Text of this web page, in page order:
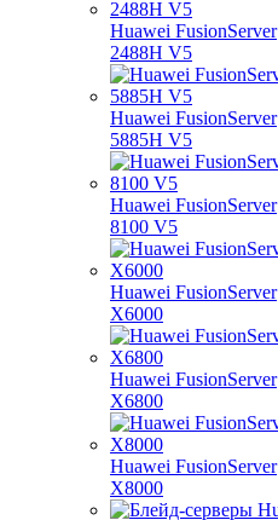
Huawei FusionServer
2488H V5
Huawei FusionServer
5885H V5
Huawei FusionServer
8100 V5
Huawei FusionServer
X6000
Huawei FusionServer
X6800
Huawei FusionServer
X8000